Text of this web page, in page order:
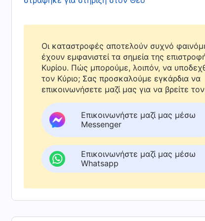
καρδιά μου ότι αυτές οι διδαχές
ακούσει από άλλους ανθρώπους.
να έχω απλώς πίστη στον Θεό, η
λόγια του Παντοδύναμου Θεού, ωστόσο,
άκουγα, τόσο περισσότερα ήθελα να
Μετά απ’ αυτό, έβαζα τον σύζυγό μου
Στο βιβλίο, έγραφε ότι οι
τον Θεό και μάλιστα Του αντιστέκονται,
εξομολογούνται τη νύχτα. Αυτό το βρήκα
κουνιάδες μου ήταν όλες χριστιανές,
Οι καταστροφές αποτελούν συχνό
έχουν εμφανιστεί τα σημεία της
Κυρίου. Πώς μπορούμε, λοιπόν, να
τον Κύριο; Σας προσκαλούμε εγκάρδια να
επικοινωνήσετε μαζί μας για να βρείτε
Επικοινωνήστε μαζί μας μέσω
Messenger
Επικοινωνήστε μαζί μας μέσω
Whatsapp